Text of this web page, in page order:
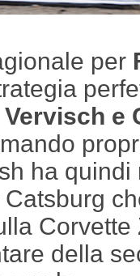
per
e
ha quindi
Corvette
della